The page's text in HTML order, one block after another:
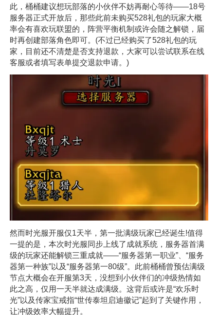
此，桶桶建议想玩部落的小伙伴不妨再耐心等待——18号
服务器正式开放后，那些此前未购买528礼包的玩家大概
率会有喜欢玩联盟的，阵营平衡机制或许会随之解锁，届
时再创建部落角色即可。(不过已经购买了528礼包的玩
家，目前还不清楚是否支持退款，大家可以尝试联系在线
客服或者填写表单提交退款申请。)
然而时光服开服仅1天半，第一批满级玩家已经诞生!值得
一提的是，本次时光服同步上线了成就系统，服务器首满
级的玩家还能解锁三重成就——“服务器第一职业”、“服务
器第一种族”以及“服务器第一80级”。此前桶桶曾预估满级
节点大概会在开服第3天，没想到小伙伴们的冲级热情如
此之高，仅用一天半就达成满级。这背后或许是“欢乐时
光”以及传家宝戒指“世传泰坦启迪徽记”起到了关键作用，
让冲级效率大幅提升。